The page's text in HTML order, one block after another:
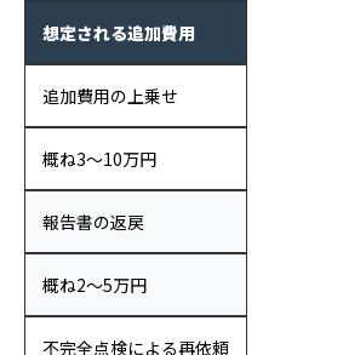
想定される追加費用
追加費用の上乗せ
概ね3〜10万円
報告書の返戻
概ね2〜5万円
不完全点検による再依頼